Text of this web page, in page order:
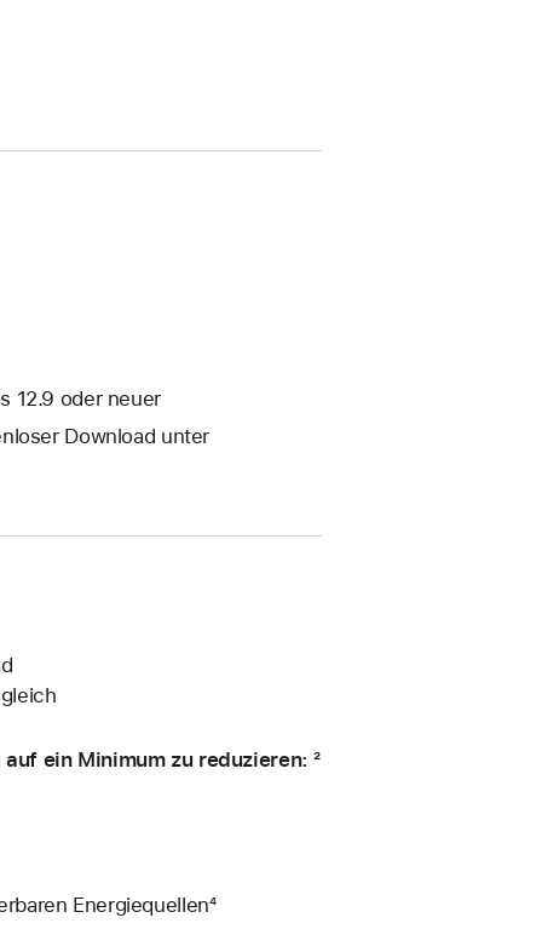
12.9 oder neuer
Download unter
ein Minimum zu reduzieren: ²
Energiequellen⁴